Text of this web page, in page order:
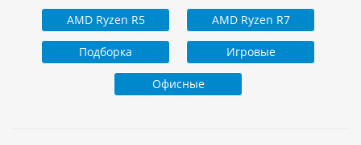
AMD Ryzen R5 AMD Ryzen R7
Подборка Игровые
Офисные